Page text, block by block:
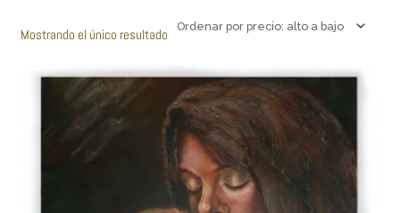
Mostrando el único resultado